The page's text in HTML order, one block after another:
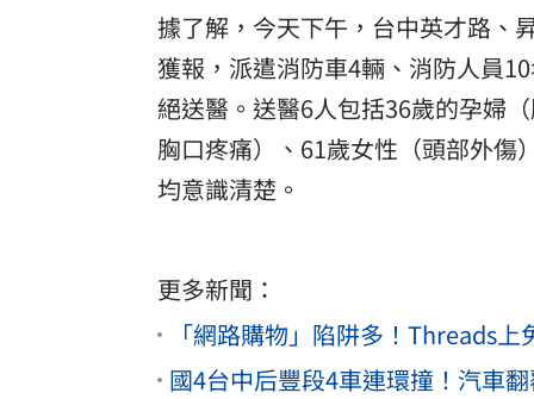
據了解，今天下午，台中英才路、
獲報，派遣消防車4輛、消防人員
絕送醫。送醫6人包括36歲的孕婦
胸口疼痛）、61歲女性（頭部外傷
均意識清楚。
更多新聞：
「網路購物」陷阱多！Threads
國4台中后豐段4車連環撞！汽車